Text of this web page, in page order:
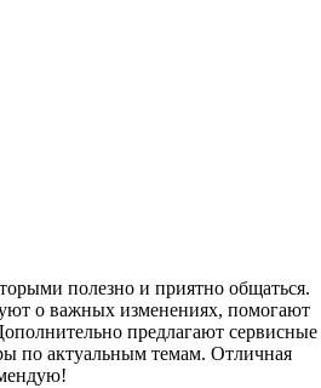
полезно и приятно общаться.
о важных изменениях, помогают
предлагают сервисные
по актуальным темам. Отличная